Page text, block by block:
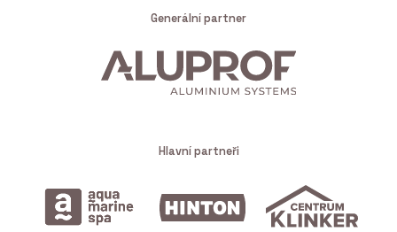
Generální partner
Hlavní partneři